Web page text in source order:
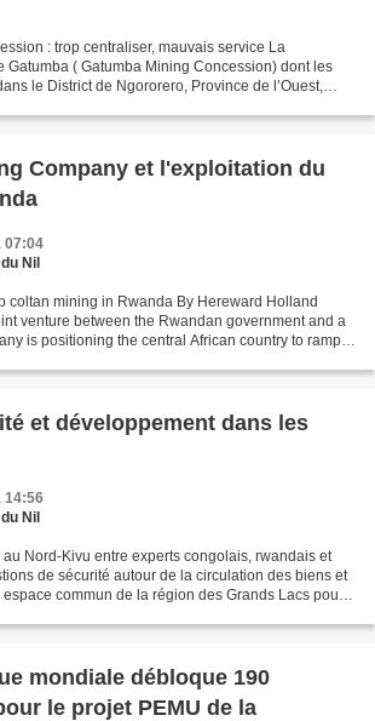
: trop centraliser, mauvais service La
Gatumba ( Gatumba Mining Concession) dont les
le District de Ngororero, Province de l’Ouest,
Company et l'exploitation du
07:04
Nil
coltan mining in Rwanda By Hereward Holland
venture between the Rwandan government and a
is positioning the central African country to ramp
et développement dans les
14:56
Nil
Nord-Kivu entre experts congolais, rwandais et
de sécurité autour de la circulation des biens et
commun de la région des Grands Lacs pour
mondiale débloque 190
le projet PEMU de la